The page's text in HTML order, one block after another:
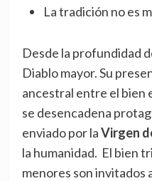
La tradición no es
Desde la profundidad
Diablo mayor. Su
ancestral entre el bien
se desencadena
enviado por laVirgen
la humanidad. El bien
menores son invitados